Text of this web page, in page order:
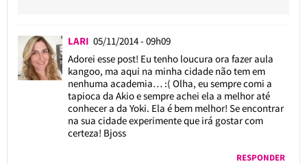
LARI 05/11/2014 - 09h09
Adorei esse post! Eu tenho loucura ora fazer aula
kangoo, ma aqui na minha cidade não tem em
nenhuma academia… :( Olha, eu sempre comi a
tapioca da Akio e sempre achei ela a melhor até
conhecer a da Yoki. Ela é bem melhor! Se encontrar
na sua cidade experimente que irá gostar com
certeza! Bjoss
RESPONDER